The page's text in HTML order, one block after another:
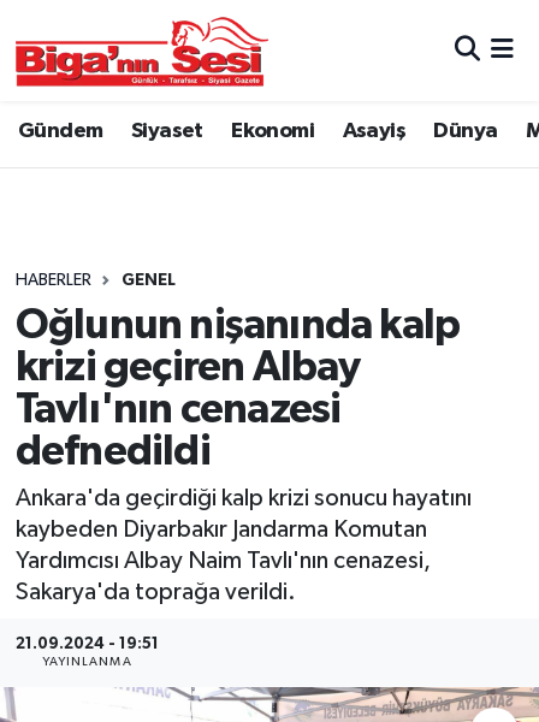
Gündem Siyaset Ekonomi Asayiş Dünya
HABERLER GENEL
Oğlunun nişanında kalp
krizi geçiren Albay
Tavlı'nın cenazesi
defnedildi
Ankara'da geçirdiği kalp krizi sonucu hayatını
kaybeden Diyarbakır Jandarma Komutan
Yardımcısı Albay Naim Tavlı'nın cenazesi,
Sakarya'da toprağa verildi.
21.09.2024 - 19:51
YAYINLANMA
Asayiş
Belediye
Dünya
Eğitim
Ekonomi
Genel
Gündem
Hava Durumu
Çanakkale Hava Durumu
Tüm Manşetler
Son Dakika Haberleri
Haber Arşivi